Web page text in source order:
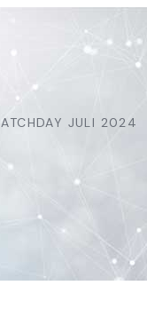
JULI 2024